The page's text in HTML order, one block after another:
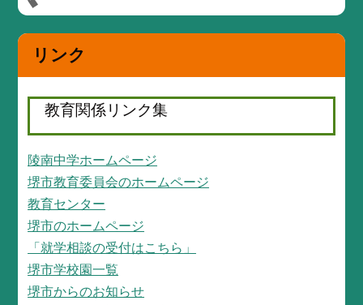
リンク
教育関係リンク集
陵南中学ホームページ
堺市教育委員会のホームページ
教育センター
堺市のホームページ
「就学相談の受付はこちら」
堺市学校園一覧
堺市からのお知らせ